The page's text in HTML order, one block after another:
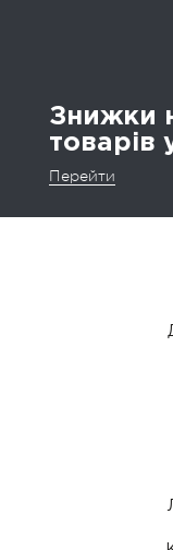
Знижки
товарів
Перейти